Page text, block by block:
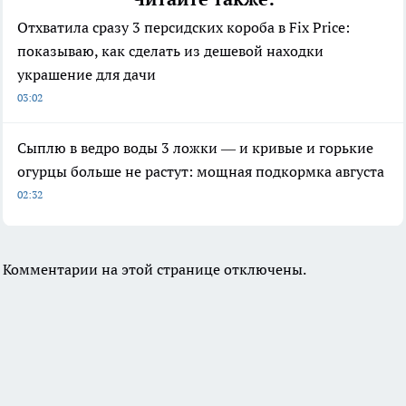
Отхватила сразу 3 персидских короба в Fix Price:
показываю, как сделать из дешевой находки
украшение для дачи
03:02
Сыплю в ведро воды 3 ложки — и кривые и горькие
огурцы больше не растут: мощная подкормка августа
02:32
Комментарии на этой странице отключены.